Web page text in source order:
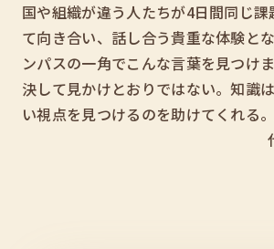
国や組織が違う人たちが4日間同じ
て向き合い、話し合う貴重な体験と
ンパスの一角でこんな言葉を見つけ
決して見かけとおりではない。知識
い視点を見つけるのを助けてくれる。